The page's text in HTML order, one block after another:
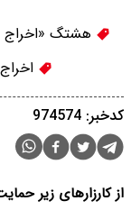
هشتگ «اخراج
کدخبر: 974574
از کارزارهای زیر